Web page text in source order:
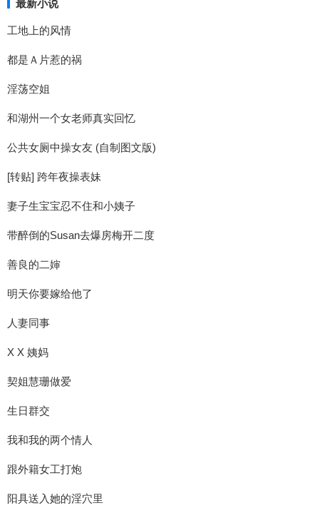
最新小说
工地上的风情
都是Ａ片惹的祸
淫荡空姐
和湖州一个女老师真实回忆
公共女厕中操女友 (自制图文版)
[转贴] 跨年夜操表妹
妻子生宝宝忍不住和小姨子
带醉倒的Susan去爆房梅开二度
善良的二婶
明天你要嫁给他了
人妻同事
X X 姨妈
契姐慧珊做爱
生日群交
我和我的两个情人
跟外籍女工打炮
阳具送入她的淫穴里